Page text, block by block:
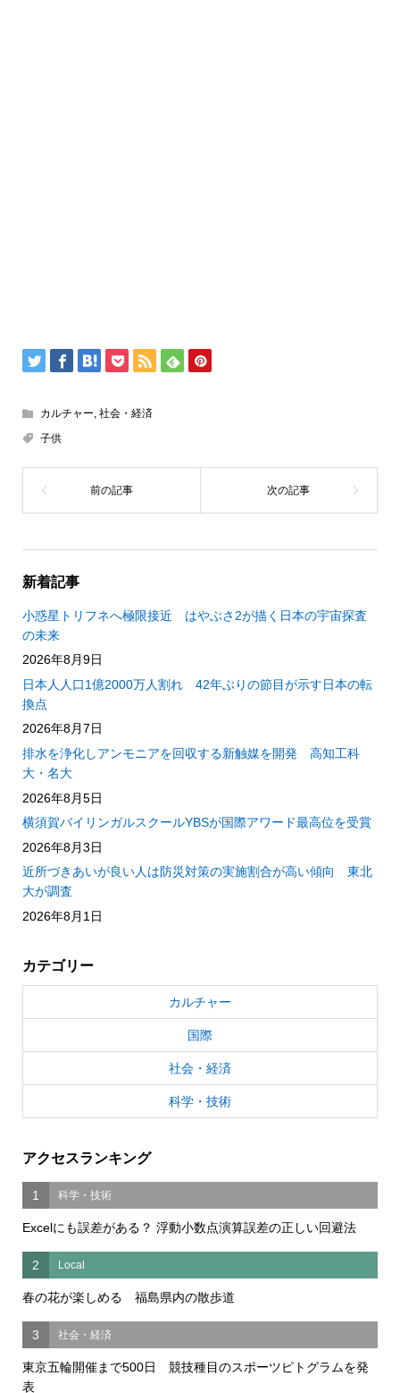
カルチャー 社会・経済
子供
新着記事
小惑星トリフネへ極限接近 はやぶさ2が描く日本の宇宙探査
の未来
2026年8月9日
日本人人口1億2000万人割れ 42年ぶりの節目が示す日本の転
換点
2026年8月7日
排水を浄化しアンモニアを回収する新触媒を開発 高知工科
大・名大
2026年8月5日
横須賀バイリンガルスクールYBSが国際アワード最高位を受賞
2026年8月3日
近所づきあいが良い人は防災対策の実施割合が高い傾向 東北
大が調査
2026年8月1日
カテゴリー
カルチャー
国際
社会・経済
科学・技術
アクセスランキング
1 科学・技術
Excelにも誤差がある？ 浮動小数点演算誤差の正しい回避法
2 Local
春の花が楽しめる 福島県内の散歩道
3 社会・経済
東京五輪開催まで500日 競技種目のスポーツピトグラムを発
表